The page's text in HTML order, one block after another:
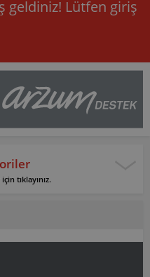
geldiniz! Lütfen giriş
tıklayınız.